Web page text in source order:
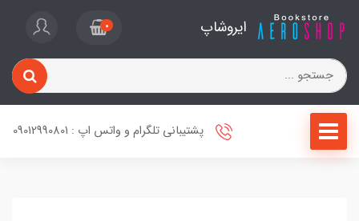
ایروشاپ 0
پشتیبانی تلگرام و واتس اپ : 09012990801